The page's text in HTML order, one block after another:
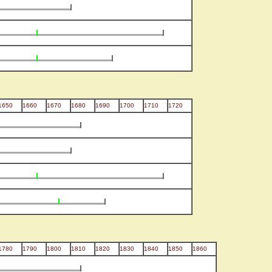
1660 1670 1680 1690 1700 1710 1720
1790 1800 1810 1820 1830 1840 1850 1860